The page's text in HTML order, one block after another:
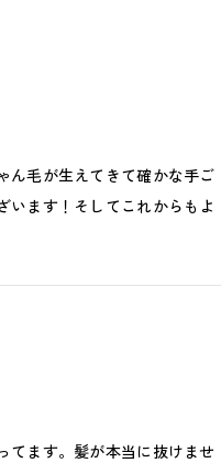
ん毛が生えてきて確かな手ご
います！そしてこれからもよ
てます。髪が本当に抜けませ